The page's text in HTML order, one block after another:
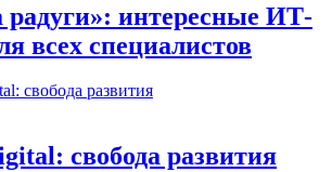
радуги»: интересные ИТ-
всех специалистов
свобода развития